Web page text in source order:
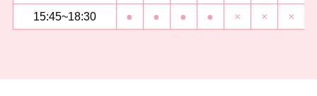
15:45~18:30 ● ● ● ● × × ×